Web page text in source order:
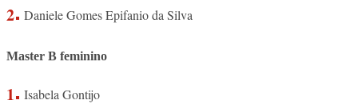
Daniele Gomes Epifanio da Silva
Master B feminino
Isabela Gontijo